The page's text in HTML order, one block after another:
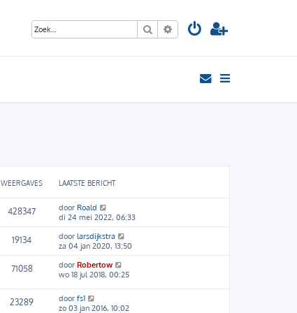
Zoek Uitgebreid zoeken
WEERGAVES LAATSTE BERICHT
428347 door Roald
di 24 mei 2022, 06:33
19134 door larsdijkstra
za 04 jan 2020, 13:50
71058 door Robertow
wo 18 jul 2018, 00:25
23289 door fs1
zo 03 jan 2016, 10:02